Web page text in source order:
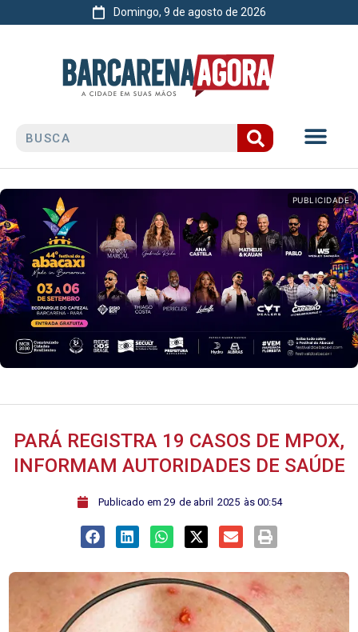
Domingo, 9 de agosto de 2026
PUBLICIDADE
PARÁ REGISTRA 19 CASOS DE MPOX,
INFORMAM AUTORIDADES DE SAÚDE
ﾠPublicado em 29 de abril 2025 às 00:54